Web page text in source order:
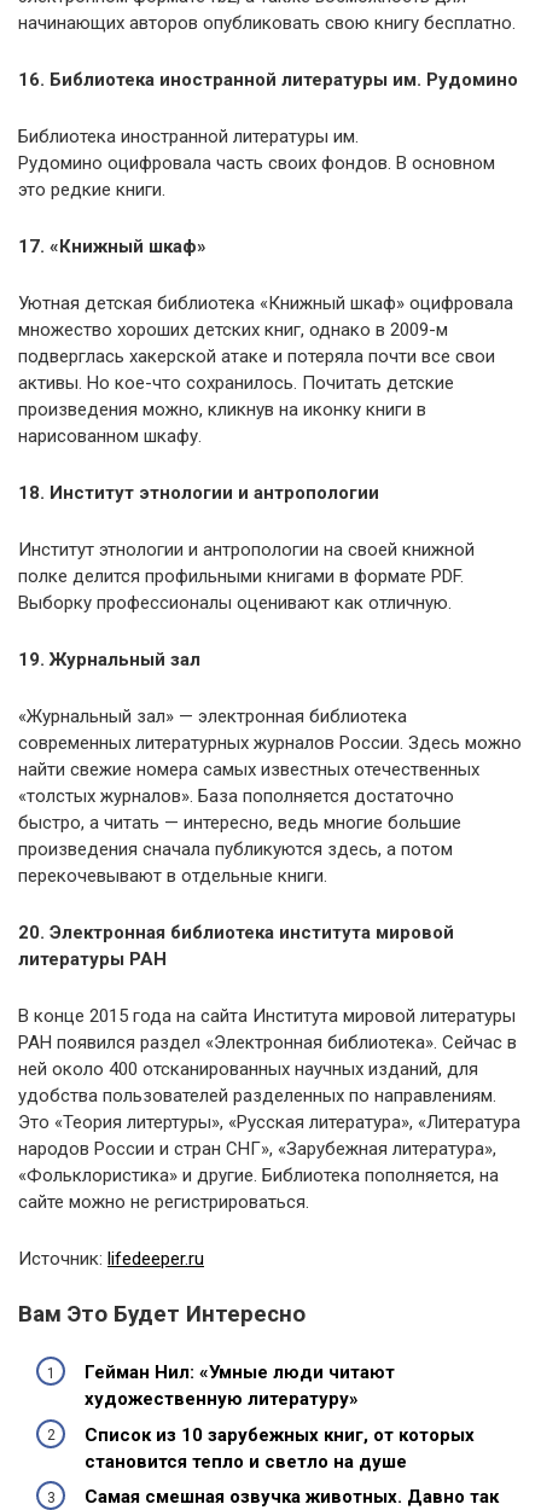
начинающих авторов опубликовать свою книгу бесплатно.
16. Библиотека иностранной литературы им. Рудомино
Библиотека иностранной литературы им.
Рудомино оцифровала часть своих фондов. В основном
это редкие книги.
17. «Книжный шкаф»
Уютная детская библиотека «Книжный шкаф» оцифровала
множество хороших детских книг, однако в 2009-м
подверглась хакерской атаке и потеряла почти все свои
активы. Но кое-что сохранилось. Почитать детские
произведения можно, кликнув на иконку книги в
нарисованном шкафу.
18. Институт этнологии и антропологии
Институт этнологии и антропологии на своей книжной
полке делится профильными книгами в формате PDF.
Выборку профессионалы оценивают как отличную.
19. Журнальный зал
«Журнальный зал» — электронная библиотека
современных литературных журналов России. Здесь можно
найти свежие номера самых известных отечественных
«толстых журналов». База пополняется достаточно
быстро, а читать — интересно, ведь многие большие
произведения сначала публикуются здесь, а потом
перекочевывают в отдельные книги.
20. Электронная библиотека института мировой
литературы РАН
В конце 2015 года на сайта Института мировой литературы
РАН появился раздел «Электронная библиотека». Сейчас в
ней около 400 отсканированных научных изданий, для
удобства пользователей разделенных по направлениям.
Это «Теория литертуры», «Русская литература», «Литература
народов России и стран СНГ», «Зарубежная литература»,
«Фольклористика» и другие. Библиотека пополняется, на
сайте можно не регистрироваться.
Источник: lifedeeper.ru
Вам Это Будет Интересно
Гейман Нил: «Умные люди читают
художественную литературу»
Список из 10 зарубежных книг, от которых
становится тепло и светло на душе
Самая смешная озвучка животных. Давно так